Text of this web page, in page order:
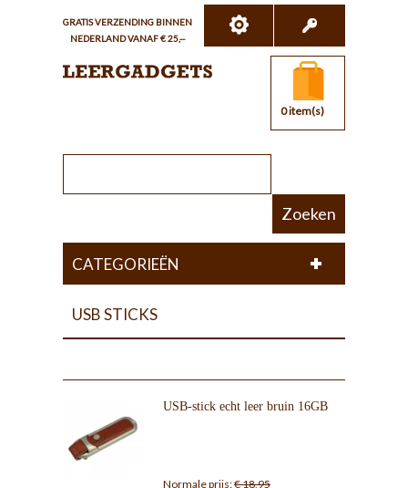
GRATIS VERZENDING BINNEN
NEDERLAND VANAF € 25,--
0 item(s)
Zoeken
CATEGORIEËN
USB STICKS
USB-stick echt leer bruin 16GB
Normale prijs:€ 18,95